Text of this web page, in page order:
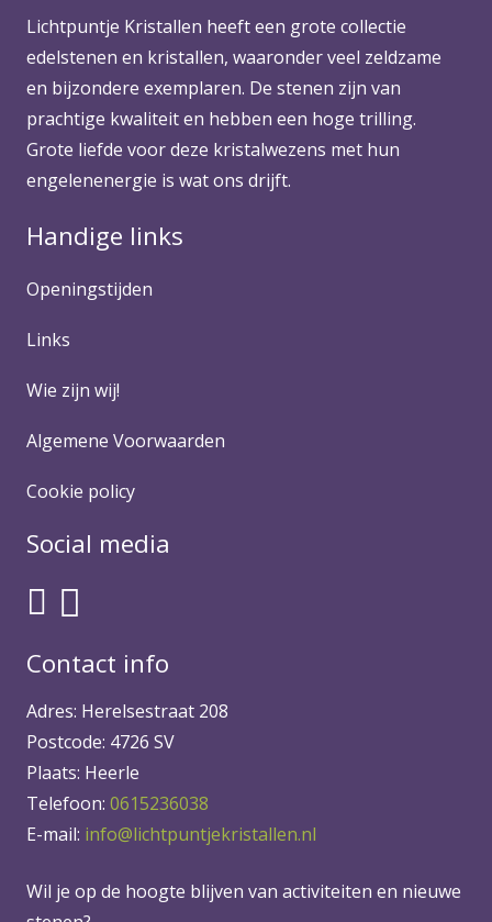
Lichtpuntje Kristallen heeft een grote collectie
edelstenen en kristallen, waaronder veel zeldzame
en bijzondere exemplaren. De stenen zijn van
prachtige kwaliteit en hebben een hoge trilling.
Grote liefde voor deze kristalwezens met hun
engelenenergie is wat ons drijft.
Handige links
Openingstijden
Links
Wie zijn wij!
Algemene Voorwaarden
Cookie policy
Social media
Contact info
Adres: Herelsestraat 208
Postcode: 4726 SV
Plaats: Heerle
Telefoon: 0615236038
E-mail: info@lichtpuntjekristallen.nl
Wil je op de hoogte blijven van activiteiten en nieuwe